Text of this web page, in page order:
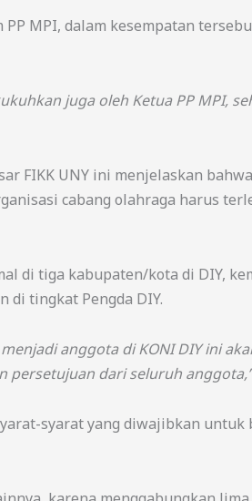
MPI, dalam kesempatan
juga oleh Ketua PP MPI,
FIKK UNY ini menjelaskan
cabang olahraga harus
di tiga kabupaten/kota di DIY,
di tingkat Pengda DIY.
anggota di KONI DIY ini
persetujuan dari seluruh anggota,”
syarat yang diwajibkan